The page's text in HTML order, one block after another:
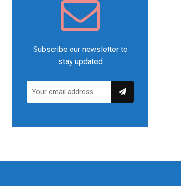
Subscribe our newsletter to
stay updated